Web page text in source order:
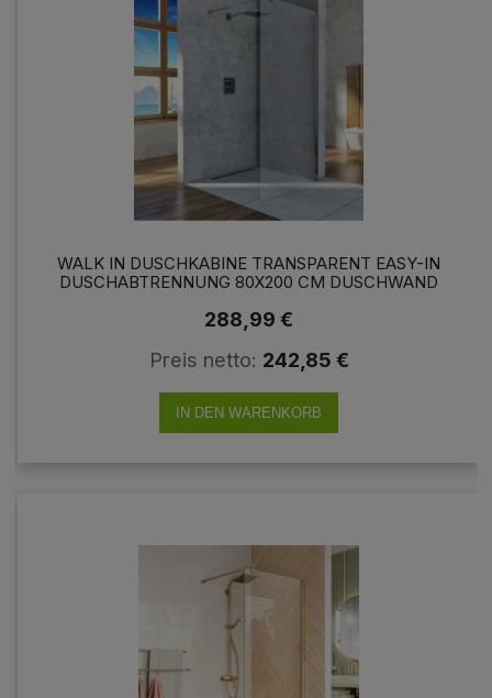
WALK IN DUSCHKABINE TRANSPARENT EASY-IN
DUSCHABTRENNUNG 80X200 CM DUSCHWAND
288,99 €
Preis netto: 242,85 €
IN DEN WARENKORB